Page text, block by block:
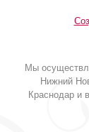
Мы
Нижний
Краснодар и